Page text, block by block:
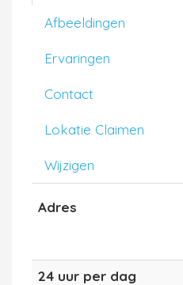
Afbeeldingen
Ervaringen
Contact
Lokatie Claimen
Wijzigen
Adres
24 uur per dag